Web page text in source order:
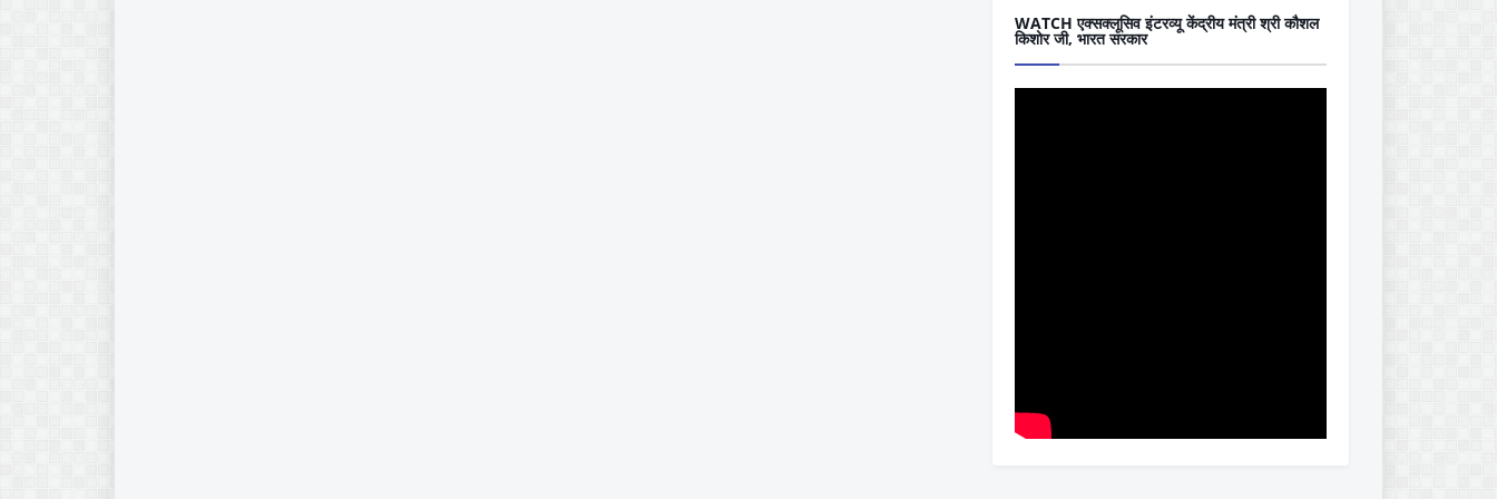
WATCH एक्सक्लूसिव इंटरव्यू केंद्रीय मंत्री श्री कौशल
किशोर जी, भारत सरकार